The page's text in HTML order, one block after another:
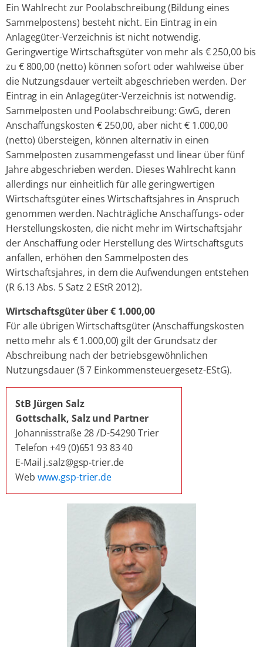
Ein Wahlrecht zur Poolabschreibung (Bildung eines
Sammelpostens) besteht nicht. Ein Eintrag in ein
Anlagegüter-Verzeichnis ist nicht notwendig.
Geringwertige Wirtschaftsgüter von mehr als € 250,00 bis
zu € 800,00 (netto) können sofort oder wahlweise über
die Nutzungsdauer verteilt abgeschrieben werden. Der
Eintrag in ein Anlagegüter-Verzeichnis ist notwendig.
Sammelposten und Poolabschreibung: GwG, deren
Anschaffungskosten € 250,00, aber nicht € 1.000,00
(netto) übersteigen, können alternativ in einen
Sammelposten zusammengefasst und linear über fünf
Jahre abgeschrieben werden. Dieses Wahlrecht kann
allerdings nur einheitlich für alle geringwertigen
Wirtschaftsgüter eines Wirtschaftsjahres in Anspruch
genommen werden. Nachträgliche Anschaffungs- oder
Herstellungskosten, die nicht mehr im Wirtschaftsjahr
der Anschaffung oder Herstellung des Wirtschaftsguts
anfallen, erhöhen den Sammelposten des
Wirtschaftsjahres, in dem die Aufwendungen entstehen
(R 6.13 Abs. 5 Satz 2 EStR 2012).
Wirtschaftsgüter über € 1.000,00
Für alle übrigen Wirtschaftsgüter (Anschaffungskosten
netto mehr als € 1.000,00) gilt der Grundsatz der
Abschreibung nach der betriebsgewöhnlichen
Nutzungsdauer (§ 7 Einkommensteuergesetz-EStG).
StB Jürgen Salz
Gottschalk, Salz und Partner
Johannisstraße 28 /D-54290 Trier
Telefon +49 (0)651 93 83 40
E-Mail j.salz@gsp-trier.de
Web www.gsp-trier.de